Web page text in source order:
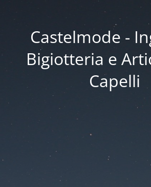
Castelmode -
Bigiotteria e
Capelli